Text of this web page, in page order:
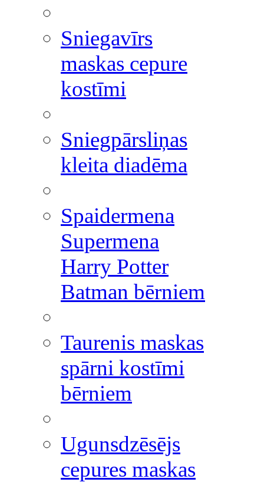
Sniegavīrs
maskas cepure
kostīmi
Sniegpārsliņas
kleita diadēma
Spaidermena
Supermena
Harry Potter
Batman bērniem
Taurenis maskas
spārni kostīmi
bērniem
Ugunsdzēsējs
cepures maskas